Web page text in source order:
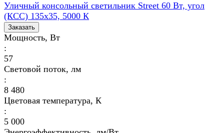
Уличный консольный светильник Street 60 Вт, угол
(КСС) 135х35, 5000 К
Заказать
Мощность, Вт
:
57
Световой поток, лм
:
8 480
Цветовая температура, К
:
5 000